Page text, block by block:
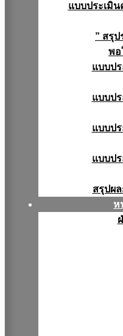
แบบประเมิ
” สรุ
พอ
แบบป
แบบป
แบบป
แบบป
สรุปผ
ห